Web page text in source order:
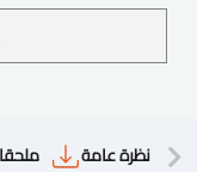
نظرة عامة